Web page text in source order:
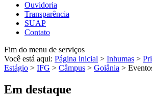
Ouvidoria
Transparência
SUAP
Contato
Fim do menu de serviços
Você está aqui: Página inicial > Inhumas >
Estágio > IFG > Câmpus > Goiânia >
Em destaque